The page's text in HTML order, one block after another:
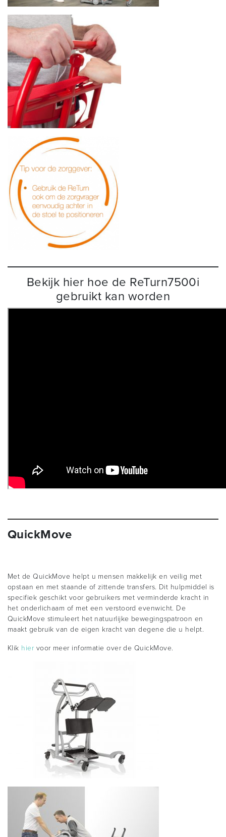
Bekijk hier hoe de ReTurn7500i
gebruikt kan worden
QuickMove
Met de QuickMove helpt u mensen makkelijk en veilig met
opstaan en met staande of zittende transfers. Dit hulpmiddel is
specifiek geschikt voor gebruikers met verminderde kracht in
het onderlichaam of met een verstoord evenwicht. De
QuickMove stimuleert het natuurlijke bewegingspatroon en
maakt gebruik van de eigen kracht van degene die u helpt.
Klik hier voor meer informatie over de QuickMove.